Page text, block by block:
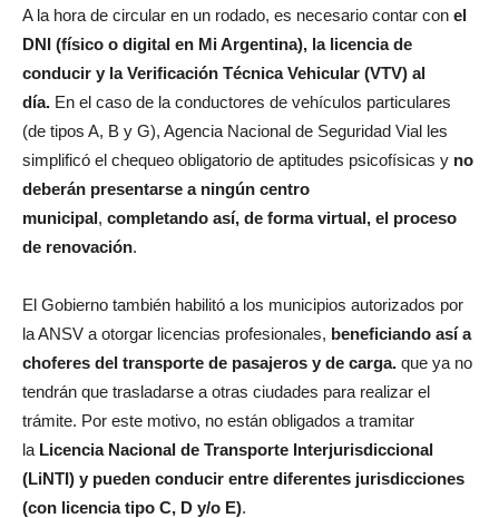
A la hora de circular en un rodado, es necesario contar con el
DNI (físico o digital en Mi Argentina), la licencia de
conducir y la Verificación Técnica Vehicular (VTV) al
día. En el caso de la conductores de vehículos particulares
(de tipos A, B y G), Agencia Nacional de Seguridad Vial les
simplificó el chequeo obligatorio de aptitudes psicofísicas y no
deberán presentarse a ningún centro
municipal, completando así, de forma virtual, el proceso
de renovación.
El Gobierno también habilitó a los municipios autorizados por
la ANSV a otorgar licencias profesionales, beneficiando así a
choferes del transporte de pasajeros y de carga. que ya no
tendrán que trasladarse a otras ciudades para realizar el
trámite. Por este motivo, no están obligados a tramitar
la Licencia Nacional de Transporte Interjurisdiccional
(LiNTI) y pueden conducir entre diferentes jurisdicciones
(con licencia tipo C, D y/o E).